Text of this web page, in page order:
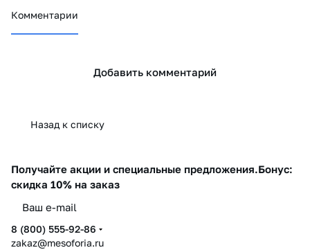
Комментарии
Добавить комментарий
Назад к списку
Получайте акции и специальные предложения.Бонус:
скидка 10% на заказ
8 (800) 555-92-86
zakaz@mesoforia.ru